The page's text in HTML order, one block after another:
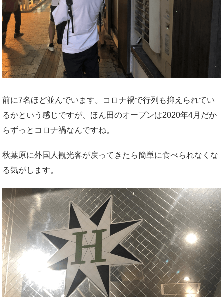
前に7名ほど並んでいます。コロナ禍で行列も抑えられてい
るかという感じですが、ほん田のオープンは2020年4月だか
らずっとコロナ禍なんですね。
秋葉原に外国人観光客が戻ってきたら簡単に食べられなくな
る気がします。